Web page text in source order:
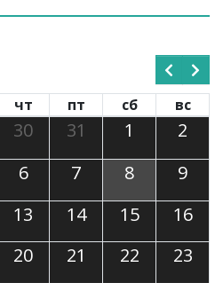
чт пт сб вс
30 31 1
2
6 7 8
9
13 14 15
16
20 21 22
23